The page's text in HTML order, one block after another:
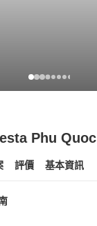
Phu Quoc
評價 基本資訊